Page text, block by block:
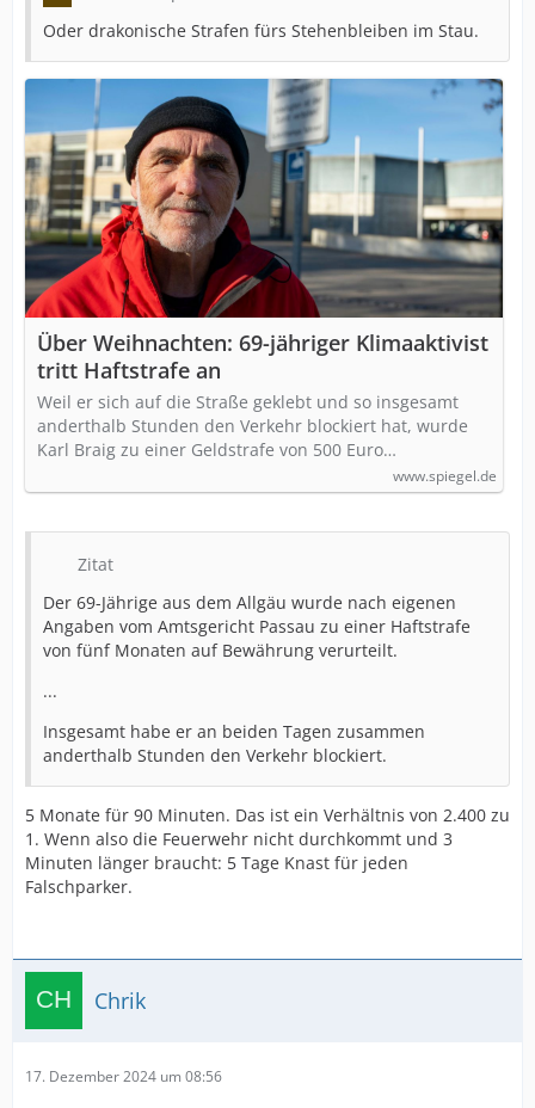
Oder drakonische Strafen fürs Stehenbleiben im Stau.
Über Weihnachten: 69-jähriger Klimaaktivist
tritt Haftstrafe an
Weil er sich auf die Straße geklebt und so insgesamt
anderthalb Stunden den Verkehr blockiert hat, wurde
Karl Braig zu einer Geldstrafe von 500 Euro…
www.spiegel.de
Zitat
Der 69-Jährige aus dem Allgäu wurde nach eigenen
Angaben vom Amtsgericht Passau zu einer Haftstrafe
von fünf Monaten auf Bewährung verurteilt.
...
Insgesamt habe er an beiden Tagen zusammen
anderthalb Stunden den Verkehr blockiert.
5 Monate für 90 Minuten. Das ist ein Verhältnis von 2.400 zu
1. Wenn also die Feuerwehr nicht durchkommt und 3
Minuten länger braucht: 5 Tage Knast für jeden
Falschparker.
Chrik
17. Dezember 2024 um 08:56